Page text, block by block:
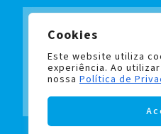
Cookies
Este website utiliza
experiência. Ao
nossa Política de
Subscreva
e fique a